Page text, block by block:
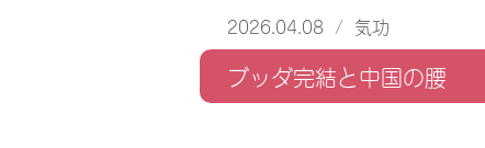
2026.04.08 / 気功
ブッダ完結と中国の腰